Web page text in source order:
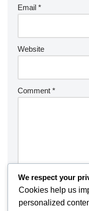
Email *
Website
Comment *
We respect your
Cookies help us
personalized